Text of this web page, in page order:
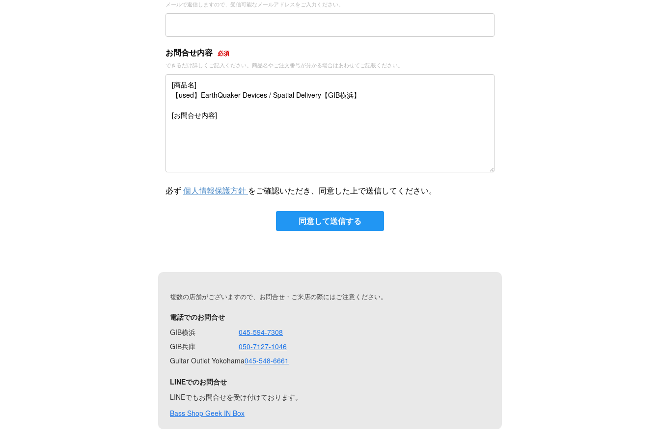
メールで返信しますので、受信可能なメールアドレスをご入力ください。
お問合せ内容 必須
できるだけ詳しくご記入ください。商品名やご注文番号が分かる場合はあわせてご記載ください。
必ず個人情報保護方針 をご確認いただき、同意した上で送信してください。
同意して送信する
複数の店舗がございますので、お問合せ・ご来店の際にはご注意ください。
電話でのお問合せ
GIB横浜
045-594-7308
GIB兵庫
050-7127-1046
Guitar Outlet Yokohama045-548-6661
LINEでのお問合せ
LINEでもお問合せを受け付けております。
Bass Shop Geek IN Box